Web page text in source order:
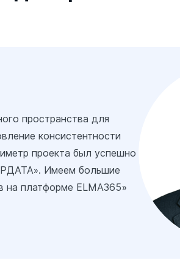
пространства для
консистентности
проекта был успешно
Имеем большие
на платформе ELMA365»